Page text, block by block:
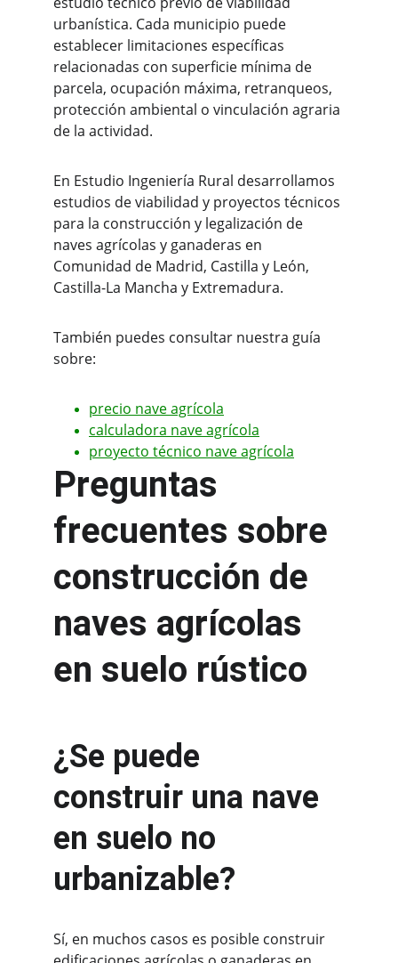
urbanística. Cada municipio puede
establecer limitaciones específicas
relacionadas con superficie mínima de
parcela, ocupación máxima, retranqueos,
protección ambiental o vinculación agraria
de la actividad.
En Estudio Ingeniería Rural desarrollamos
estudios de viabilidad y proyectos técnicos
para la construcción y legalización de
naves agrícolas y ganaderas en
Comunidad de Madrid, Castilla y León,
Castilla-La Mancha y Extremadura.
También puedes consultar nuestra guía
sobre:
precio nave agrícola
calculadora nave agrícola
proyecto técnico nave agrícola
Preguntas
frecuentes sobre
construcción de
naves agrícolas
en suelo rústico
¿Se puede
construir una nave
en suelo no
urbanizable?
Sí, en muchos casos es posible construir